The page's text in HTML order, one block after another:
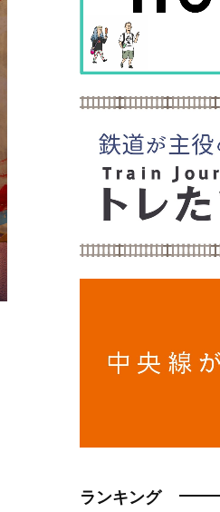
ランキング